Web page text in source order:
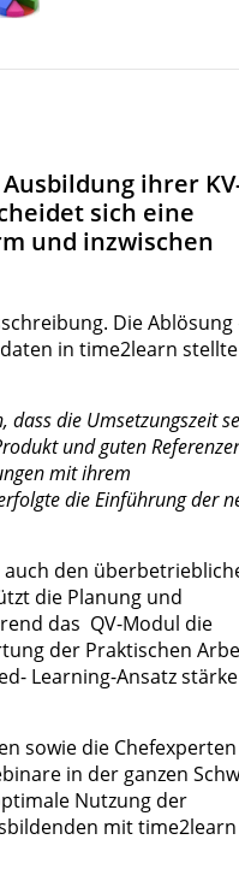
ihrer
sich eine
und inzwischen
Die
in time2learn
dass die Umsetzungszeit
und guten
mit ihrem
die Einführung der
den
die Planung und
das QV-Modul die
der Praktischen
Learning-Ansatz
sowie die
in der ganzen
Nutzung der
mit time2learn